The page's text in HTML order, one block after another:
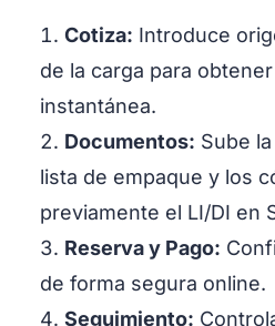
Cotiza: Introduce
de la carga para
instantánea.
Documentos: Sube
lista de empaque y los
previamente el LI/DI en
Reserva y Pago:
de forma segura online.
Seguimiento: